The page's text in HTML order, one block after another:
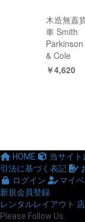
木造無蓋
車 Smith
Parkinson
& Cole
￥4,620
HOME 当サイト
引法に基づく表記
ログイン
マイ
新規会員登録
レンタルレイアウト
Please Follow Us.